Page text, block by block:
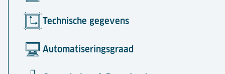
Technische gegevens
Automatiseringsgraad